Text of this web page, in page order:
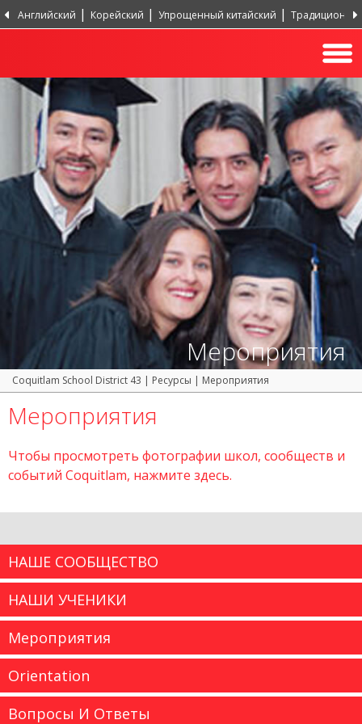
Английский Корейский Упрощенный китайский
Мероприятия
Coquitlam School District 43 | Ресурсы | Мероприятия
Мероприятия
Чтобы просмотреть фотографии школ, сообществ и
событий Coquitlam, нажмите здесь.
НАШЕ СООБЩЕСТВО
НАШИ УЧЕНИКИ
Мероприятия
Orientation
Вопросы И Ответы